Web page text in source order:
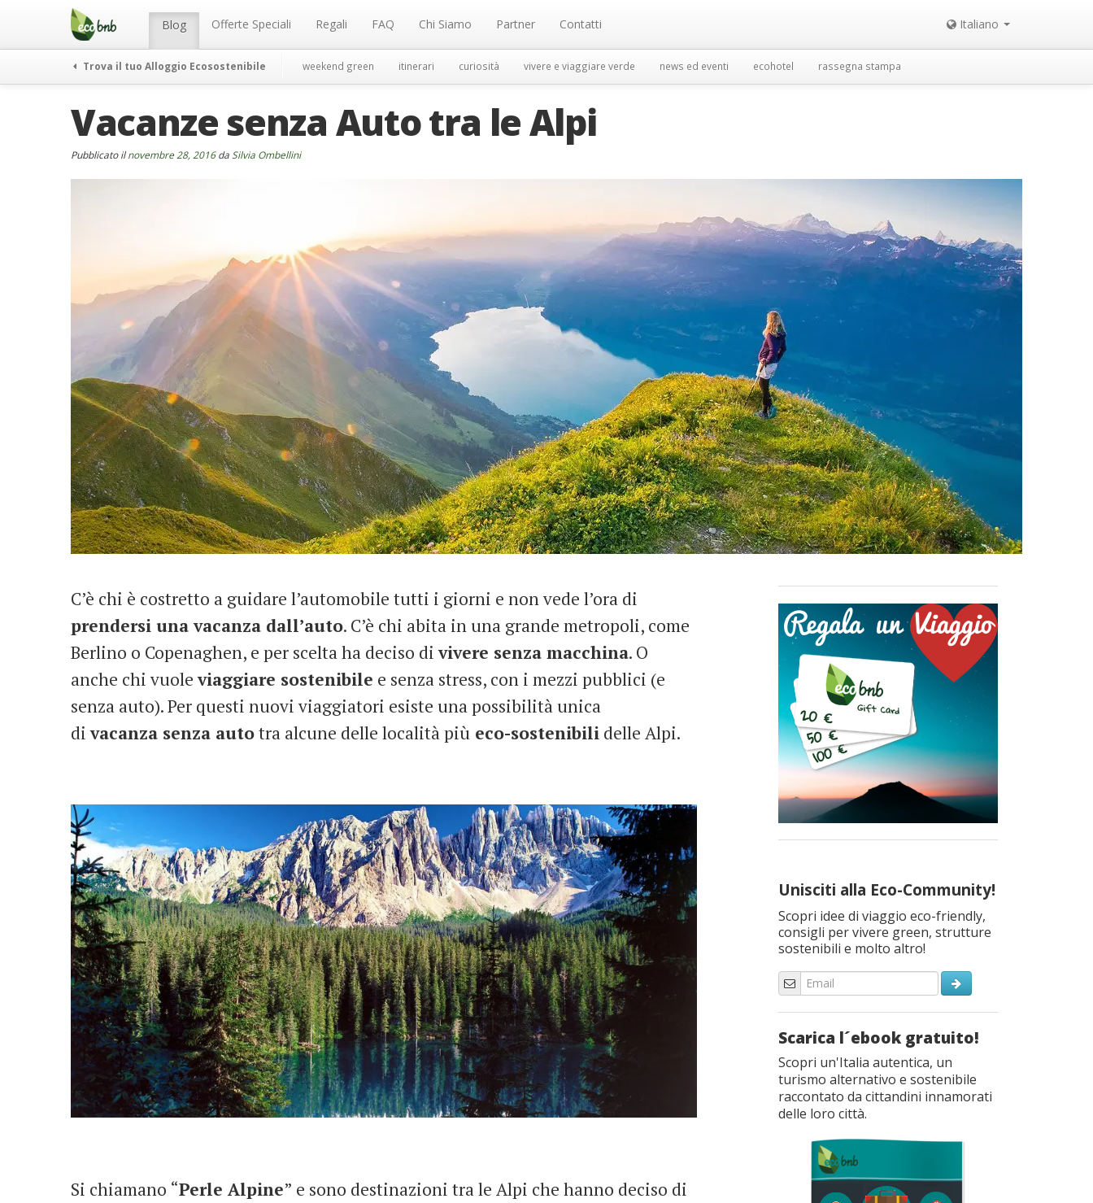
Menu Blog Offerte Speciali Regali FAQ Chi Siamo Partner Contatti Italiano
Trova il tuo Alloggio Ecosostenibile weekend green itinerari curiosità vivere e viaggiare verde news ed eventi ecohotel rassegna stampa
Vacanze senza Auto tra le Alpi
Pubblicato ilnovembre 28, 2016da Silvia Ombellini
C’è chi è costretto a guidare l’automobile tutti i giorni e non vede l’ora di
prendersi una vacanza dall’auto. C’è chi abita in una grande metropoli, come
Berlino o Copenaghen, e per scelta ha deciso divivere senza macchina. O
anche chi vuoleviaggiare sostenibile e senza stress, con i mezzi pubblici (e
senza auto). Per questi nuovi viaggiatori esiste una possibilità unica
divacanza senza autotra alcune delle località più eco-sostenibili delle Alpi.
Si chiamano “Perle Alpine” e sono destinazioni tra le Alpi che hanno deciso di
Unisciti alla Eco-Community!
Scopri idee di viaggio eco-friendly,
consigli per vivere green, strutture
sostenibili e molto altro!
Scarica l´ebook gratuito!
Scopri un'Italia autentica, un
turismo alternativo e sostenibile
raccontato da cittandini innamorati
delle loro città.